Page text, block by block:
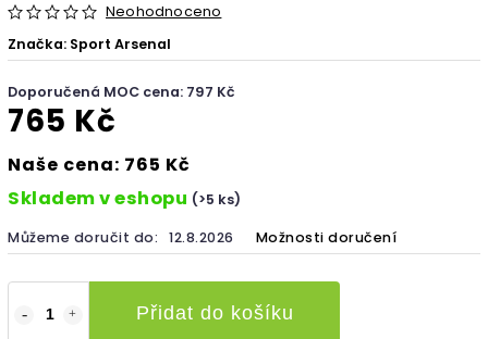
Neohodnoceno
Značka: Sport Arsenal
Doporučená MOC cena: 797 Kč
765 Kč
Naše cena: 765 Kč
Skladem v eshopu (>5 ks)
Můžeme doručit do: 12.8.2026 Možnosti doručení
Přidat do košíku